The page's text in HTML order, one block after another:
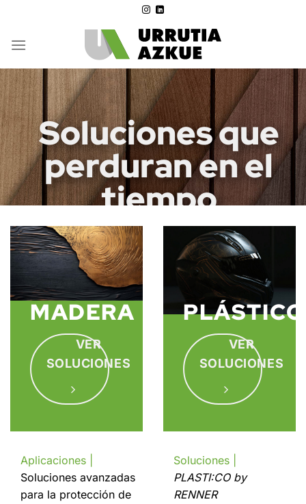
contenido
Soluciones que
perduran en el
tiempo
MADERA
VER
SOLUCIONES
Aplicaciones |
Soluciones avanzadas
para la protección de
PLÁSTICO
VER
SOLUCIONES
Soluciones |
PLASTI:CO by
RENNER